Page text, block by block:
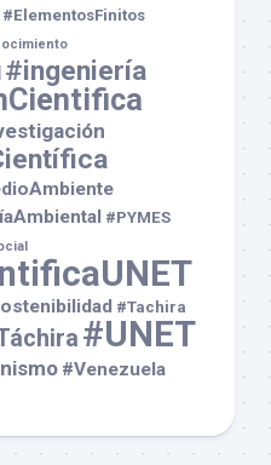
#ElementosFinitos
#ingeniería
#PYMES
#Tachira
#UNET
#Venezuela